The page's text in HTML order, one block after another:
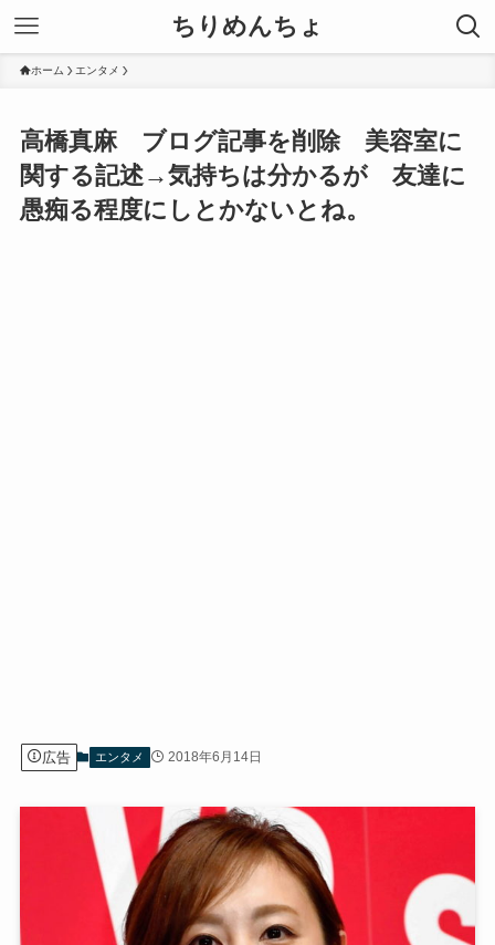
ちりめんちょ
ホーム エンタメ
高橋真麻 ブログ記事を削除 美容室に
関する記述→気持ちは分かるが 友達に
愚痴る程度にしとかないとね。
広告 エンタメ 2018年6月14日